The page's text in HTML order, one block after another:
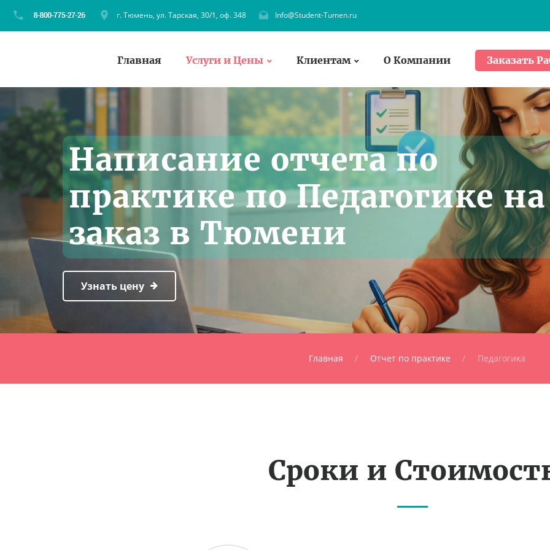
г. Тюмень, ул. Тарская, 30/1, оф. 348 Info@Student-Tumen.ru
Главная Услуги и Цены Клиентам О Компании Заказать
Написание отчета по
практике по Педагогике на
заказ в Тюмени
Узнать цену
Главная Отчет по практике Педагогика
Сроки и